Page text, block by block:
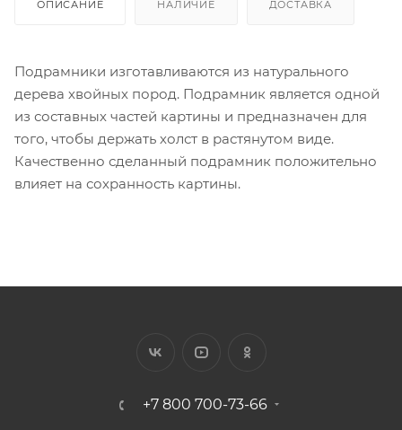
ОПИСАНИЕ НАЛИЧИЕ ДОСТАВКА
Подрамники изготавливаются из натурального
дерева хвойных пород. Подрамник является одной
из составных частей картины и предназначен для
того, чтобы держать холст в растянутом виде.
Качественно сделанный подрамник положительно
влияет на сохранность картины.
+7 800 700-73-66